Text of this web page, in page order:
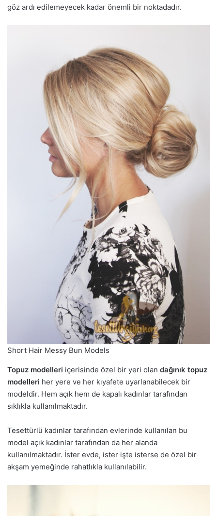
göz ardı edilemeyecek kadar önemli bir noktadadır.
Short Hair Messy Bun Models
Topuz modelleri içerisinde özel bir yeri olan dağınık topuz
modelleri her yere ve her kıyafete uyarlanabilecek bir
modeldir. Hem açık hem de kapalı kadınlar tarafından
sıklıkla kullanılmaktadır.
Tesettürlü kadınlar tarafından evlerinde kullanılan bu
model açık kadınlar tarafından da her alanda
kullanılmaktadır. İster evde, ister işte isterse de özel bir
akşam yemeğinde rahatlıkla kullanılabilir.